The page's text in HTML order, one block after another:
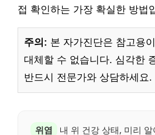
접 확인하는 가장 확실한 방법
주의: 본 자가진단은 참고용
대체할 수 없습니다. 심각한
반드시 전문가와 상담하세요.
위염 내 위 건강 상태, 미리